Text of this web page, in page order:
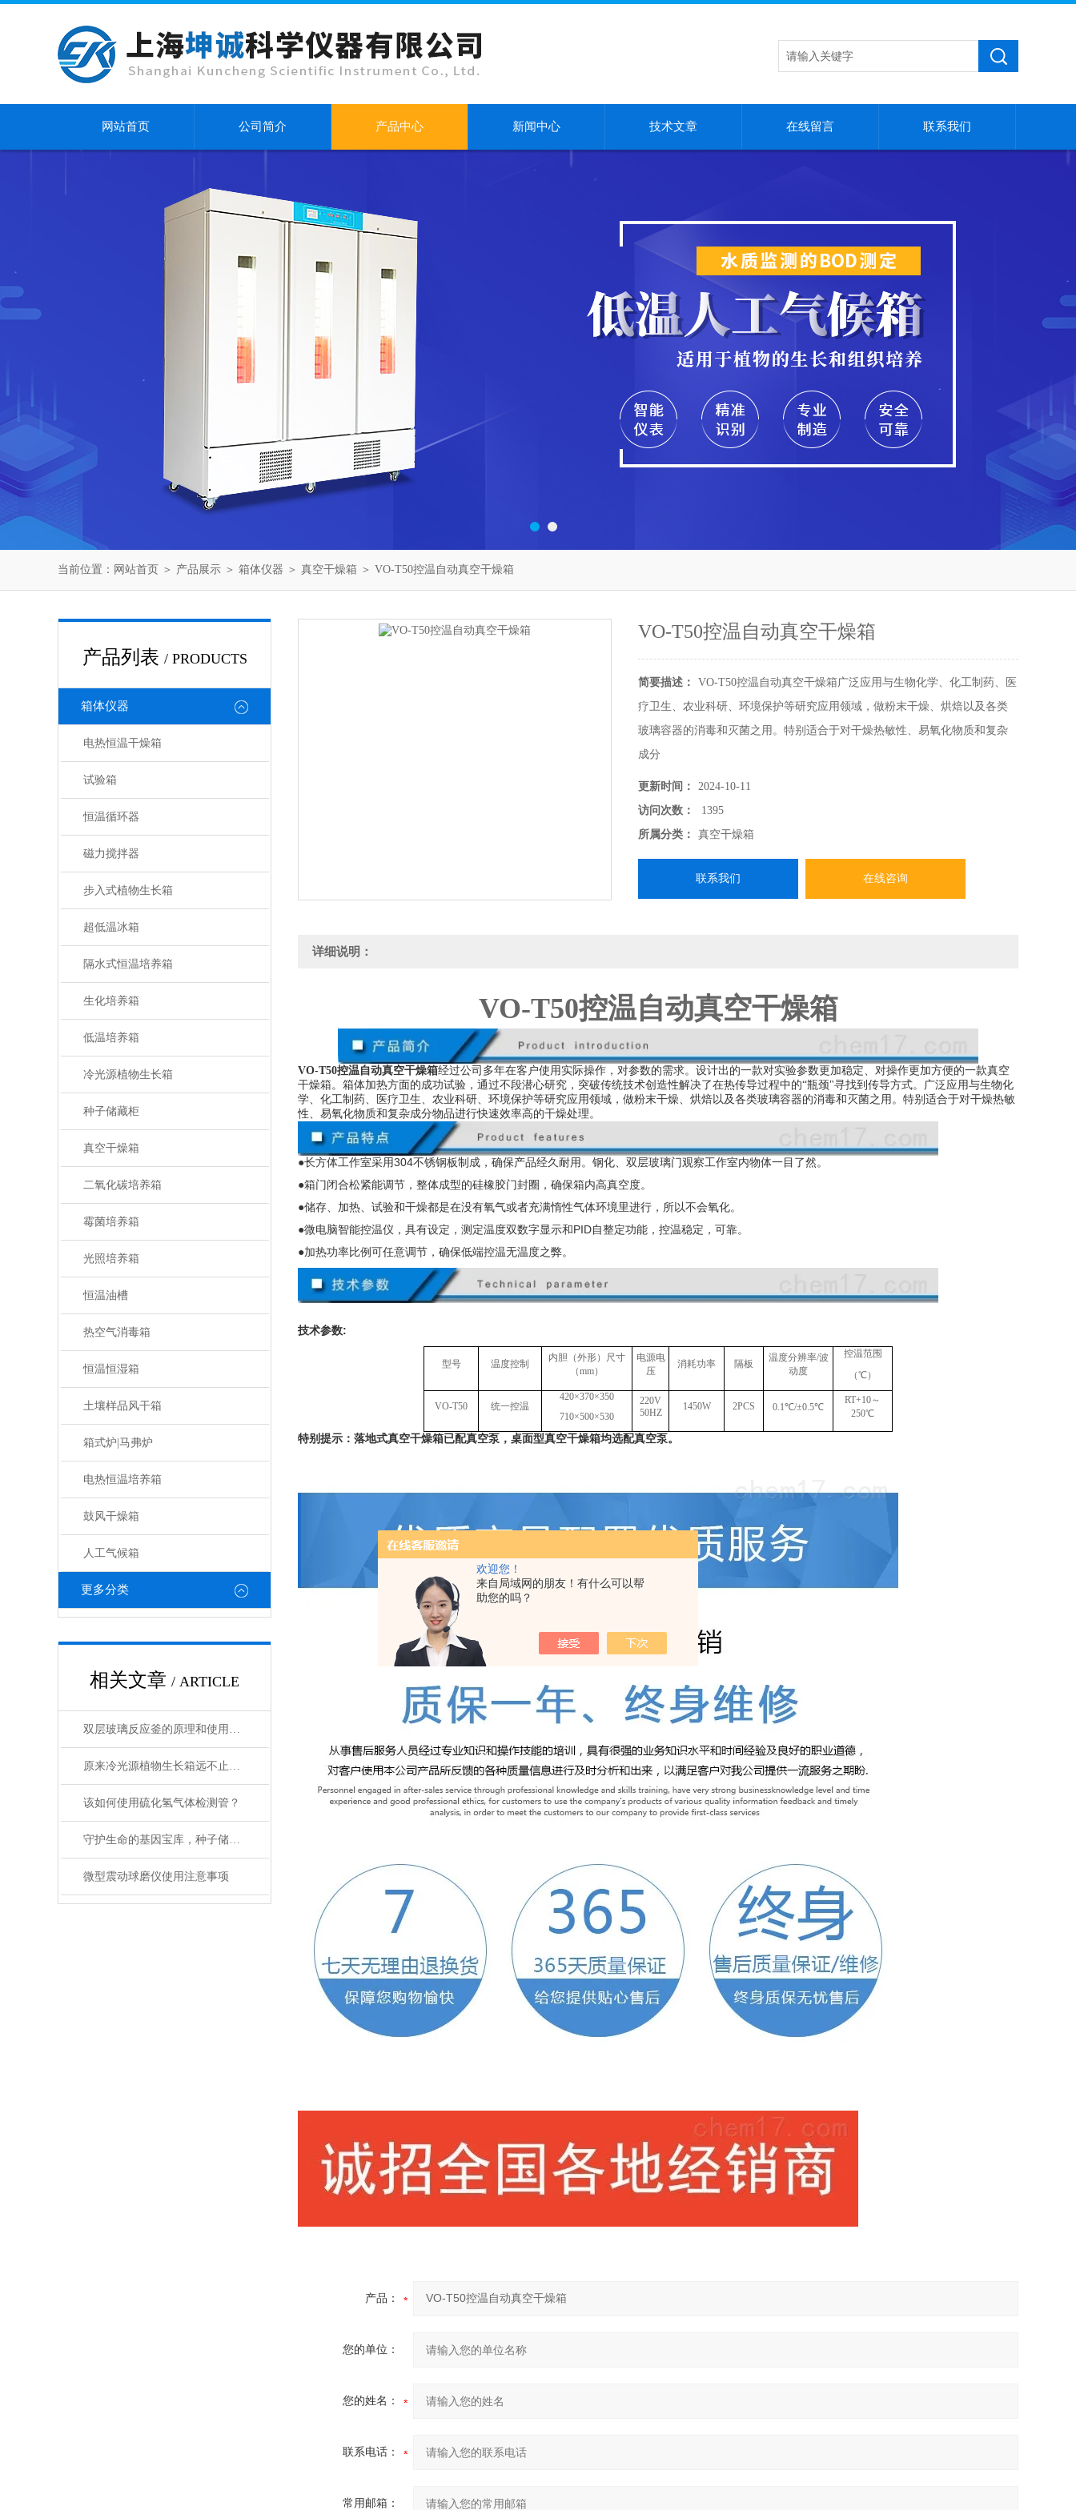
欢迎您！
来自局域网的朋友！有什么可以帮
助您的吗？
网站首页 公司简介 产品中心 新闻中心 技术文章 在线留言 联系我们
当前位置： 网站首页 ＞ 产品展示 ＞ 箱体仪器 ＞ 真空干燥箱 ＞ VO-T50控温自动真空干燥箱
产品列表 / PRODUCTS
箱体仪器
电热恒温干燥箱
试验箱
恒温循环器
磁力搅拌器
步入式植物生长箱
超低温冰箱
隔水式恒温培养箱
生化培养箱
低温培养箱
冷光源植物生长箱
种子储藏柜
真空干燥箱
二氧化碳培养箱
霉菌培养箱
光照培养箱
恒温油槽
热空气消毒箱
恒温恒湿箱
土壤样品风干箱
箱式炉|马弗炉
电热恒温培养箱
鼓风干燥箱
人工气候箱
更多分类
相关文章 / ARTICLE
双层玻璃反应釜的原理和使用说明
原来冷光源植物生长箱远不止那么简单
该如何使用硫化氢气体检测管？
守护生命的基因宝库，种子储藏柜使用事项详解
微型震动球磨仪使用注意事项
VO-T50控温自动真空干燥箱
简要描述：
VO-T50控温自动真空干燥箱广泛应用与生物化学、化工制药、医
疗卫生、农业科研、环境保护等研究应用领域，做粉末干燥、烘焙以及各类
玻璃容器的消毒和灭菌之用。特别适合于对干燥热敏性、易氧化物质和复杂
成分
更新时间：
2024-10-11
访问次数：
1395
所属分类：
真空干燥箱
联系我们 在线咨询
详细说明：
VO-T50控温自动真空干燥箱
VO-T50控温自动真空干燥箱经过公司多年在客户使用实际操作，对参数的需求。设计出的一款对实验参数更加稳定、对操作更加方便的一款真空
干燥箱。箱体加热方面的成功试验，通过不段潜心研究，突破传统技术创造性解决了在热传导过程中的“瓶颈"寻找到传导方式。广泛应用与生物化
学、化工制药、医疗卫生、农业科研、环境保护等研究应用领域，做粉末干燥、烘焙以及各类玻璃容器的消毒和灭菌之用。特别适合于对干燥热敏
性、易氧化物质和复杂成分物品进行快速效率高的干燥处理。
●长方体工作室采用304不锈钢板制成，确保产品经久耐用。钢化、双层玻璃门观察工作室内物体一目了然。
●箱门闭合松紧能调节，整体成型的硅橡胶门封圈，确保箱内高真空度。
●储存、加热、试验和干燥都是在没有氧气或者充满惰性气体环境里进行，所以不会氧化。
●微电脑智能控温仪，具有设定，测定温度双数字显示和PID自整定功能，控温稳定，可靠。
●加热功率比例可任意调节，确保低端控温无温度之弊。
技术参数:
型号 温度控制
内胆（外形）尺寸
（mm）
电源电
压
消耗功率 隔板
温度分辨率/波
动度
控温范围
（℃）
VO-T50 统一控温
420×370×350
710×500×530
220V
50HZ
1450W 2PCS 0.1℃/±0.5℃
RT+10～
250℃
特别提示：落地式真空干燥箱已配真空泵，桌面型真空干燥箱均选配真空泵。
产品：
您的单位：
您的姓名：
联系电话：
常用邮箱：